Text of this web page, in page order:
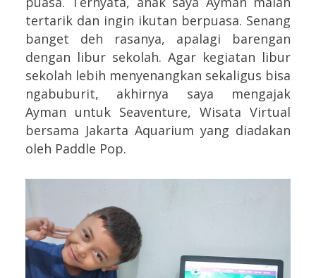
tertarik dan ingin ikutan berpuasa. Senang
banget deh rasanya, apalagi barengan
dengan libur sekolah. Agar kegiatan libur
sekolah lebih menyenangkan sekaligus bisa
ngabuburit, akhirnya saya mengajak
Ayman untuk Seaventure, Wisata Virtual
bersama Jakarta Aquarium yang diadakan
oleh Paddle Pop.